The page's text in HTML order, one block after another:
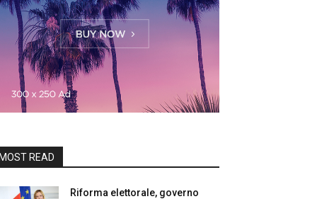
READ
Riforma elettorale, governo